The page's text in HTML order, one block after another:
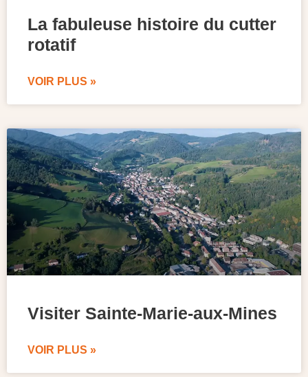
La fabuleuse histoire du cutter
rotatif
VOIR PLUS »
Visiter Sainte-Marie-aux-Mines
VOIR PLUS »